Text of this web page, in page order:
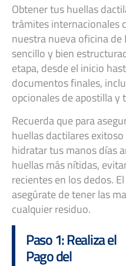
Obtener tus huellas
trámites internacionales
nuestra nueva oficina de
sencillo y bien
etapa, desde el inicio
documentos finales,
opcionales de apostilla y
Recuerda que para
huellas dactilares
hidratar tus manos días
huellas más nítidas,
recientes en los dedos.
asegúrate de tener las
cualquier residuo.
Paso 1: Realiza el
Pago del